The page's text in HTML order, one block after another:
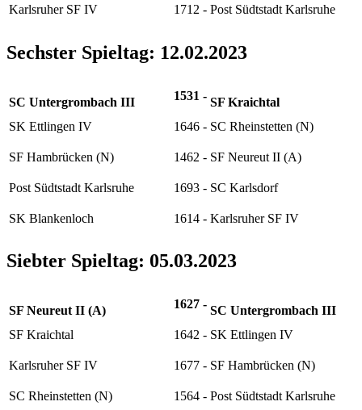
Karlsruher SF IV 1712 - Post Südtstadt Karlsruhe
Sechster Spieltag: 12.02.2023
SC Untergrombach III 1531 - SF Kraichtal
SK Ettlingen IV
1646 - SC Rheinstetten (N)
SF Hambrücken (N) 1462 - SF Neureut II (A)
Post Südtstadt Karlsruhe 1693 - SC Karlsdorf
SK Blankenloch 1614 - Karlsruher SF IV
Siebter Spieltag: 05.03.2023
SF Neureut II (A) 1627 - SC Untergrombach III
SF Kraichtal
1642 - SK Ettlingen IV
Karlsruher SF IV 1677 - SF Hambrücken (N)
SC Rheinstetten (N) 1564 - Post Südtstadt Karlsruhe